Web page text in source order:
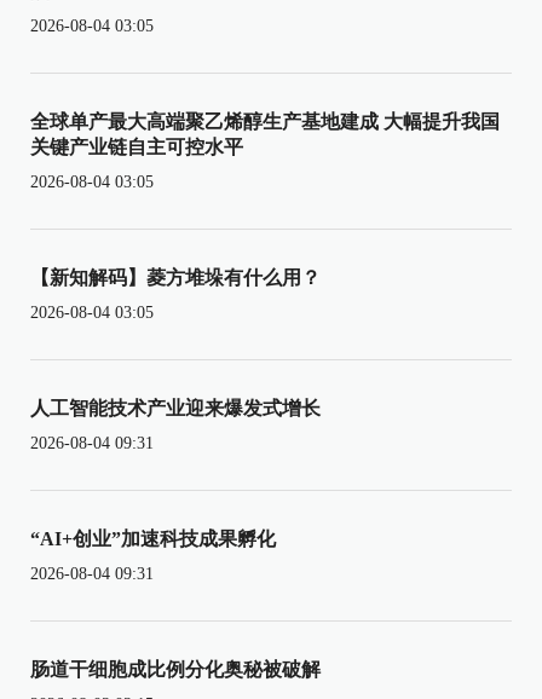
2026-08-04 03:05
全球单产最大高端聚乙烯醇生产基地建成 大幅提升我国
关键产业链自主可控水平
2026-08-04 03:05
【新知解码】菱方堆垛有什么用？
2026-08-04 03:05
人工智能技术产业迎来爆发式增长
2026-08-04 09:31
“AI+创业”加速科技成果孵化
2026-08-04 09:31
肠道干细胞成比例分化奥秘被破解